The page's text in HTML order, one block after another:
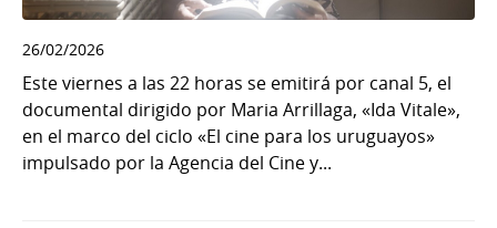
26/02/2026
Este viernes a las 22 horas se emitirá por canal 5, el
documental dirigido por Maria Arrillaga, «Ida Vitale»,
en el marco del ciclo «El cine para los uruguayos»
impulsado por la Agencia del Cine y...